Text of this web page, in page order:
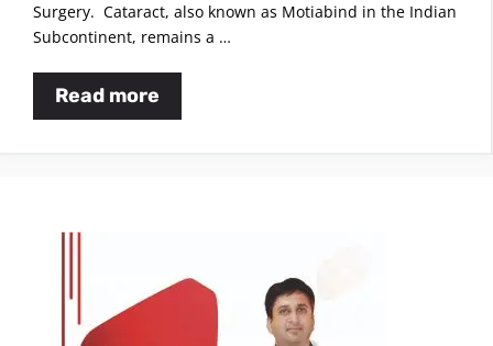
Surgery. Cataract, also known as Motiabind in the Indian
Subcontinent, remains a …
Read more